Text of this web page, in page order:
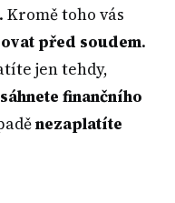
Kromě toho vás
před soudem.
jen tehdy,
finančního
nezaplatíte